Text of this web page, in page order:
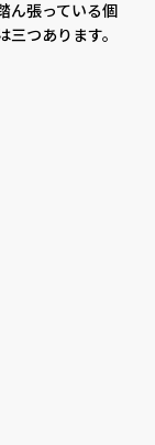
ん張っている個
つあります。